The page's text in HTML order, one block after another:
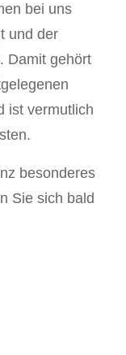
bei uns
und der
Damit gehört
ist vermutlich
besonderes
Sie sich bald